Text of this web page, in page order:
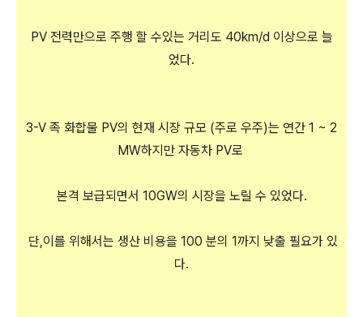
PV 전력만으로 주행 할 수있는 거리도 40km/d 이상으로 늘
었다.
3-V 족 화합물 PV의 현재 시장 규모 (주로 우주)는 연간 1 ~ 2
MW하지만 자동차 PV로
본격 보급되면서 10GW의 시장을 노릴 수 있었다.
단,이를 위해서는 생산 비용을 100 분의 1까지 낮출 필요가 있
다.